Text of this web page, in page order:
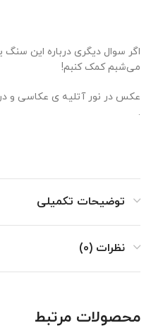
اگر سوال دیگری درباره این سنگ
می‌شبم کمک کنبم!
عکس در نور آتلیه ی عکاسی و
.
توضیحات تکمیلی
نظرات (0)
محصولات مرتبط